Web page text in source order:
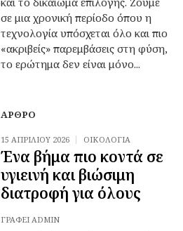
σε μια χρονική περίοδο όπου η
τεχνολογία υπόσχεται όλο και πιο
«ακριβείς» παρεμβάσεις στη φύση,
το ερώτημα δεν είναι μόνο...
ΆΡΘΡΟ
15 ΑΠΡΙΛΊΟΥ 2026 ΟΙΚΟΛΟΓΊΑ
Ένα βήμα πιο κοντά σε
υγιεινή και βιώσιμη
διατροφή για όλους
ΓΡΆΦΕΙ ADMIN